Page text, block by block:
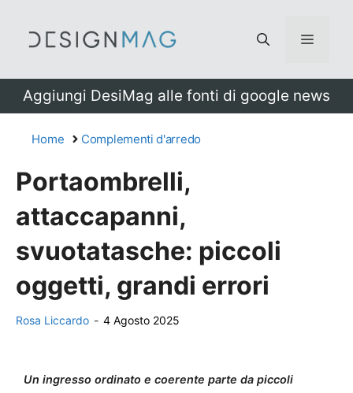
Menu
Aggiungi DesiMag alle fonti di google news
Home Complementi d'arredo
Portaombrelli,
attaccapanni,
svuotatasche: piccoli
oggetti, grandi errori
Rosa Liccardo - 4 Agosto 2025
Un ingresso ordinato e coerente parte da piccoli